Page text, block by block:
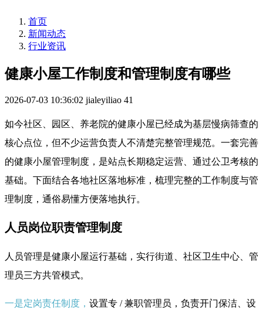
首页
新闻动态
行业资讯
健康小屋工作制度和管理制度有哪些
2026-07-03 10:36:02 jialeyiliao 41
如今社区、园区、养老院的健康小屋已经成为基层慢病筛查的
核心点位，但不少运营负责人不清楚完整管理规范。一套完善
的健康小屋管理制度，是站点长期稳定运营、通过公卫考核的
基础。下面结合各地社区落地标准，梳理完整的工作制度与管
理制度，通俗易懂方便落地执行。
人员岗位职责管理制度
人员管理是健康小屋运行基础，实行街道、社区卫生中心、管
理员三方共管模式。
一是定岗责任制度 ， 设置专 / 兼职管理员，负责开门保洁、设